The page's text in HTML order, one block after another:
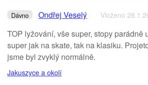
Dávno Ondřej Veselý Vloženo
TOP lyžování, vše super, stopy parádně
super jak na skate, tak na klasiku.
jsme byl zvyklý normálně.
Jakuszyce a okolí